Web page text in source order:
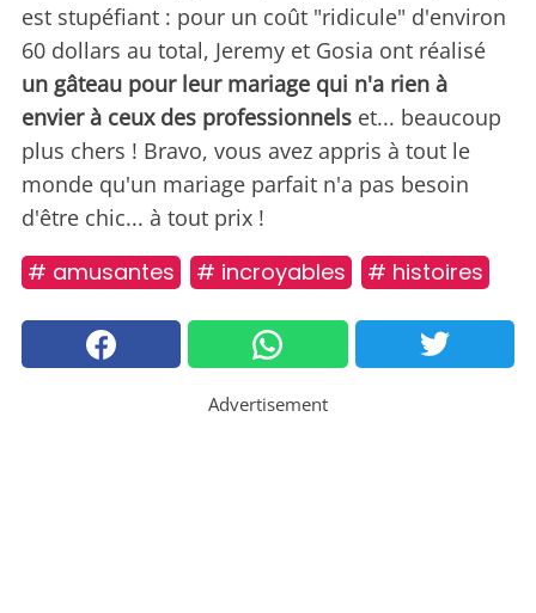
est stupéfiant : pour un coût "ridicule" d'environ
60 dollars au total, Jeremy et Gosia ont réalisé
un gâteau pour leur mariage qui n'a rien à
envier à ceux des professionnels et... beaucoup
plus chers ! Bravo, vous avez appris à tout le
monde qu'un mariage parfait n'a pas besoin
d'être chic... à tout prix !
# amusantes # incroyables # histoires
Advertisement